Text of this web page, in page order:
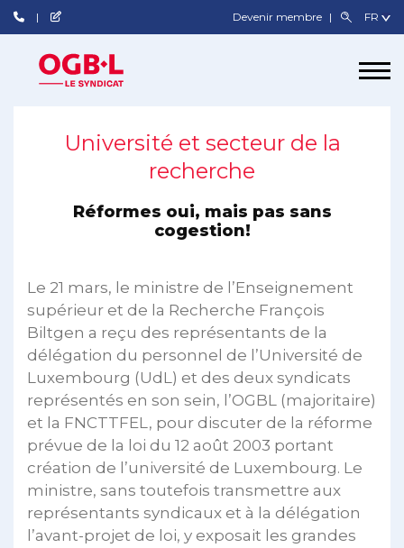
Devenir membre
Université et secteur de la
recherche
Réformes oui, mais pas sans
cogestion!
Le 21 mars, le ministre de l’Enseignement
supérieur et de la Recherche François
Biltgen a reçu des représentants de la
délégation du personnel de l’Université de
Luxembourg (UdL) et des deux syndicats
représentés en son sein, l’OGBL (majoritaire)
et la FNCTTFEL, pour discuter de la réforme
prévue de la loi du 12 août 2003 portant
création de l’université de Luxembourg. Le
ministre, sans toutefois transmettre aux
représentants syndicaux et à la délégation
l’avant-projet de loi, y exposait les grandes